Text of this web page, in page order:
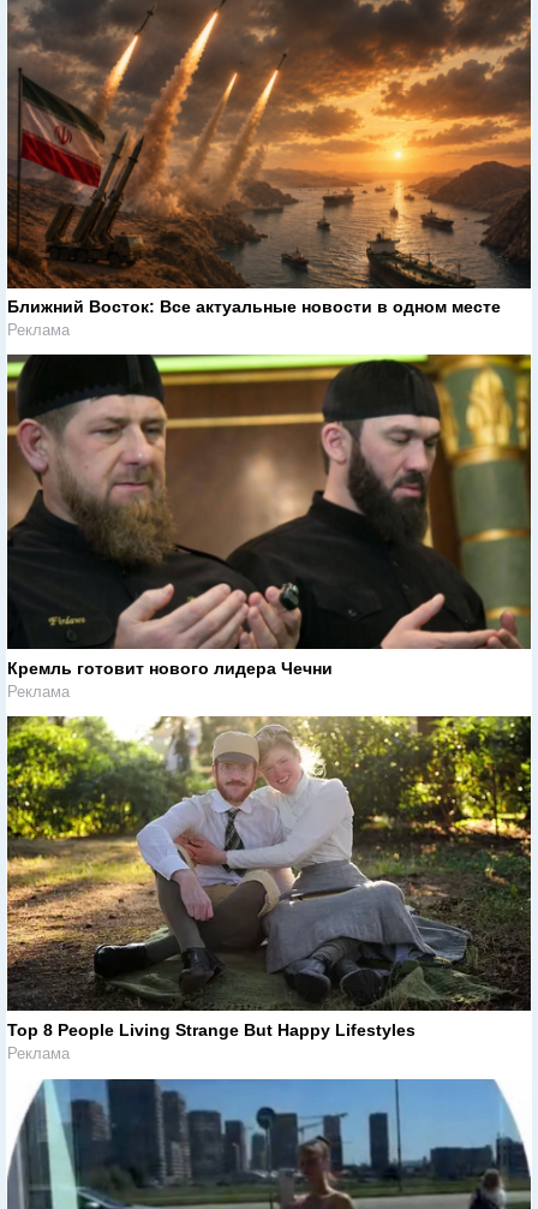
Ближний Восток: Все актуальные новости в одном месте
Реклама
Кремль готовит нового лидера Чечни
Реклама
Top 8 People Living Strange But Happy Lifestyles
Реклама